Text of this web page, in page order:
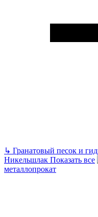
↳ Гранатовый песок и
Никельшлак Показать все
металлопрокат